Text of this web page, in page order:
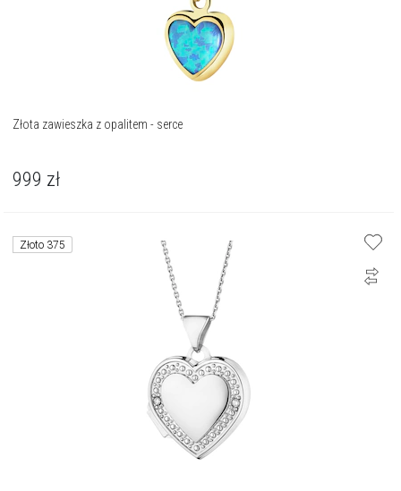
Złota zawieszka z opalitem - serce
999 zł
Złoto 375